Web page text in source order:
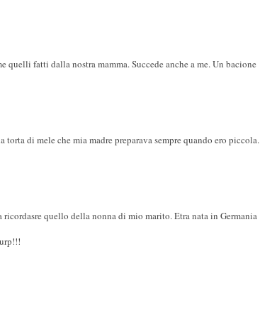
fatti dalla nostra mamma. Succede anche a me. Un bacione
di mele che mia madre preparava sempre quando ero piccola.
quello della nonna di mio marito. Etra nata in Germania